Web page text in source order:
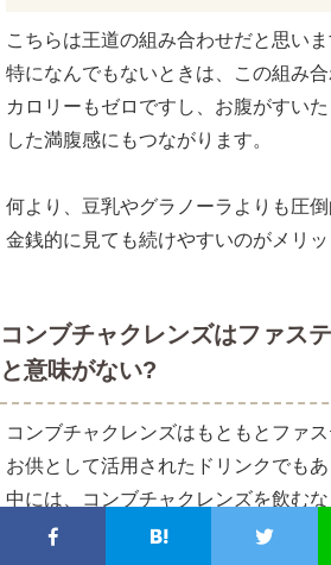
こちらは王道の組み合わせだと思いま
特になんでもないときは、この組み合
カロリーもゼロですし、お腹がすい
した満腹感にもつながります。
何より、豆乳やグラノーラよりも圧倒
金銭的に見ても続けやすいのがメリッ
コンブチャクレンズはファス
と意味がない?
コンブチャクレンズはもともとファ
お供として活用されたドリンクでもあ
中には、コンブチャクレンズを飲む
けない。